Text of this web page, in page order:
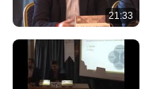
21:33